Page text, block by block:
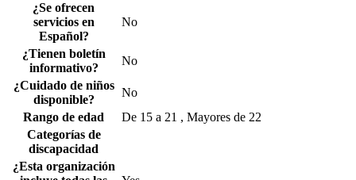
¿Se ofrecen
servicios en
Español?
No
¿Tienen boletín
informativo?
No
¿Cuidado de niños
disponible?
No
Rango de edad
De 15 a 21 , Mayores de 22
Categorías de
discapacidad
¿Esta organización